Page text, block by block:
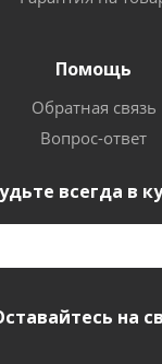
Помощь
Обратная связь
Вопрос-ответ
всегда в
на